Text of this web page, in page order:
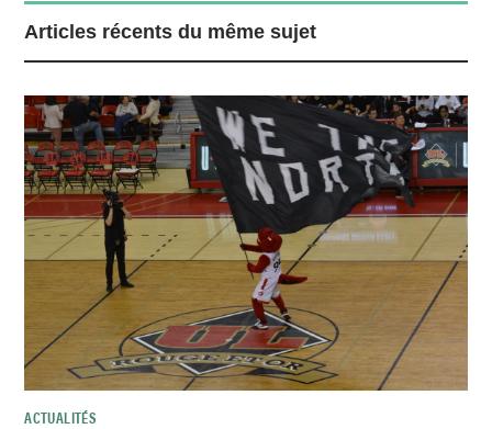
Articles récents du même sujet
ACTUALITÉS